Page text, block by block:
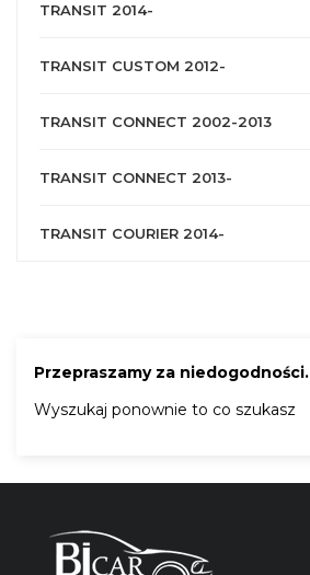
TRANSIT 2014-
TRANSIT CUSTOM 2012-
TRANSIT CONNECT 2002-2013
TRANSIT CONNECT 2013-
TRANSIT COURIER 2014-
Przepraszamy za niedogodności.
Wyszukaj ponownie to co szukasz